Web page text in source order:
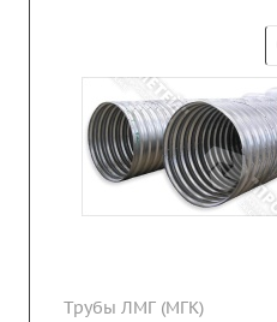
Трубы ЛМГ (МГК)